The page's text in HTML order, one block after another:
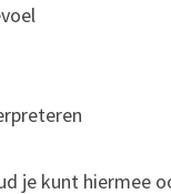
je kunt hiermee